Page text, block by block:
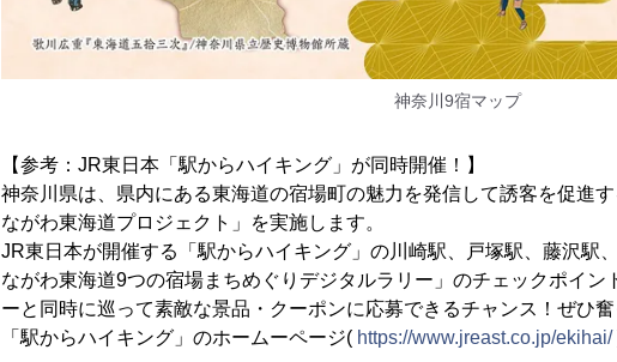
神奈川9宿マップ
【参考：JR東日本「駅からハイキング」が同時開催！】
神奈川県は、県内にある東海道の宿場町の魅力を発信して誘客を促進
ながわ東海道プロジェクト」を実施します。
JR東日本が開催する「駅からハイキング」の川崎駅、戸塚駅、藤沢駅
ながわ東海道9つの宿場まちめぐりデジタルラリー」のチェックポイン
ーと同時に巡って素敵な景品・クーポンに応募できるチャンス！ぜひ
「駅からハイキング」のホームーページ( https://www.jreast.co.jp/ekihai/